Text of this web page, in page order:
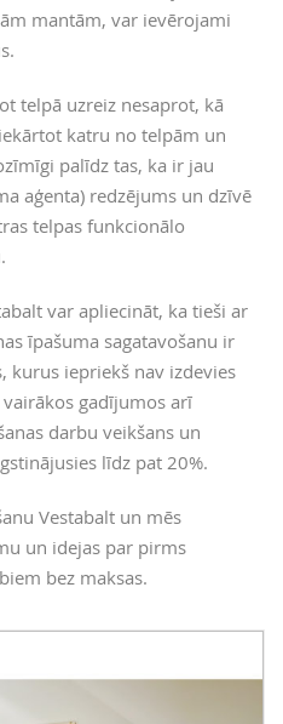
mantām, var ievērojami
telpā uzreiz nesaprot, kā
katru no telpām un
palīdz tas, ka ir jau
aģenta) redzējums un dzīvē
telpas funkcionālo
var apliecināt, ka tieši ar
īpašuma sagatavošanu ir
kurus iepriekš nav izdevies
gadījumos arī
darbu veikšans un
līdz pat 20%.
Vestabalt un mēs
un idejas par pirms
bez maksas.